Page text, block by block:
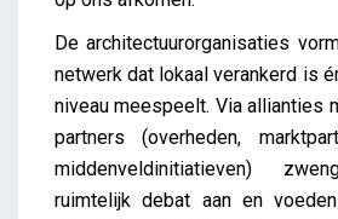
De architectuurorganisaties
netwerk dat lokaal verankerd is
niveau meespeelt. Via allianties
partners (overheden,
middenveldinitiatieven)
ruimtelijk debat aan en